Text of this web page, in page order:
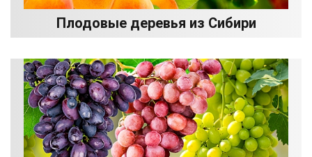
Плодовые деревья из Сибири